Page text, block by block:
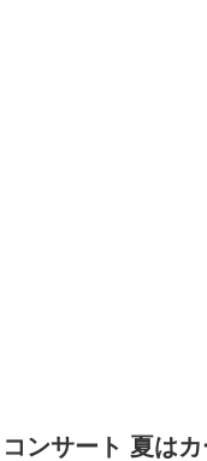
ンサート 夏は